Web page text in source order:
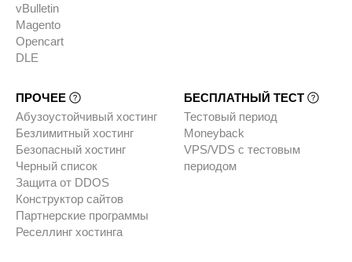
vBulletin
Magento
Opencart
DLE
ПРОЧЕЕ
Абузоустойчивый хостинг
Безлимитный хостинг
Безопасный хостинг
Черный список
Защита от DDOS
Конструктор сайтов
Партнерские программы
Реселлинг хостинга
БЕСПЛАТНЫЙ ТЕСТ
Тестовый период
Moneyback
VPS/VDS с тестовым
периодом